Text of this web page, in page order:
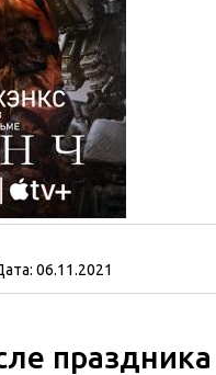
06.11.2021